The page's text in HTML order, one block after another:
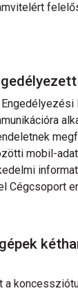
mobil-
Cégcsoport
a